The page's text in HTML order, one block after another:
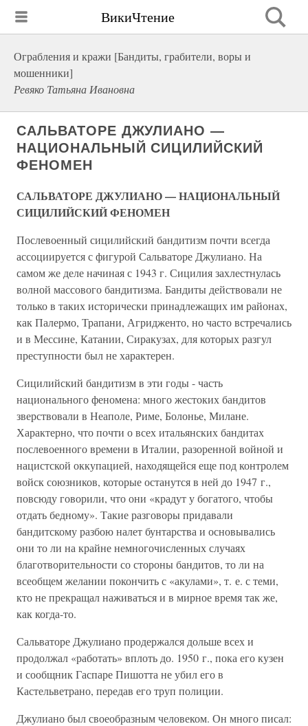
ВикиЧтение
Ограбления и кражи [Бандиты, грабители, воры и
мошенники]
Ревяко Татьяна Ивановна
САЛЬВАТОРЕ ДЖУЛИАНО —
НАЦИОНАЛЬНЫЙ СИЦИЛИЙСКИЙ
ФЕНОМЕН
САЛЬВАТОРЕ ДЖУЛИАНО — НАЦИОНАЛЬНЫЙ
СИЦИЛИЙСКИЙ ФЕНОМЕН
Послевоенный сицилийский бандитизм почти всегда
ассоциируется с фигурой Сальваторе Джулиано. На
самом же деле начиная с 1943 г. Сицилия захлестнулась
волной массового бандитизма. Бандиты действовали не
только в таких исторически принадлежащих им районах,
как Палермо, Трапани, Агридженто, но часто встречались
и в Мессине, Ката­нии, Сиракузах, для которых разгул
преступности был не характерен.
Сицилийский бандитизм в эти годы - часть
национального феномена: много жестоких бандитов
зверствовали в Неаполе, Риме, Болонье, Милане.
Характерно, что почти о всех итальянских бандитах
послевоенного времени в Италии, разоренной войной и
нацистской оккупацией, находящейся еще под контролем
войск союзников, которые останутся в ней до 1947 г.,
повсюду говорили, что они «крадут у богатого, чтобы
отдать бедному». Такие разговоры придавали
бандитскому разбою налет бунтарства и основывались
они то ли на крайне немногочисленных случаях
благотворительности со стороны бандитов, то ли на
всеобщем желании покончить с «акулами», т. е. с теми,
кто не прекращал наживаться и в мирное время так же,
как когда-то.
Сальваторе Джулиано продержался дольше всех и
продолжал «работать» вплоть до. 1950 г., пока его кузен
и сообщник Гаспаре Пишотта не убил его в
Кастельветрано, передав его труп полиции.
Джулиано был своеобразным человеком. Он много писал: